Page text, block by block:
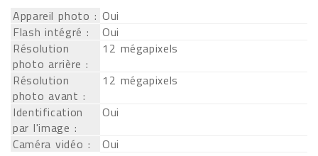
Appareil photo : Oui
Flash intégré :
Oui
Résolution
photo arrière :
12 mégapixels
Résolution
photo avant :
12 mégapixels
Identification
par l'image :
Oui
Caméra vidéo :
Oui